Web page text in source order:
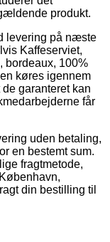
produkt.
levering på næste
Kaffeserviet,
bordeaux, 100%
køres igennem
garanteret kan
får
uden betaling,
en bestemt sum.
fragtmetode,
din bestilling til